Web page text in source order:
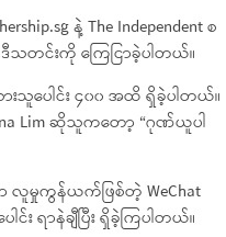
နဲ့ The Independent စ
တင်းကို ကြေငြာခဲ့ပါတယ်။
ားသူပေါင်း ၄၀၀ အထိ ရှိခဲ့ပါတယ်။
Lim ဆိုသူကတော့ “ဂုဏ်ယူပါ
လူမှုကွန်ယက်ဖြစ်တဲ့ WeChat
း ရာနဲချီပြီး ရှိခဲ့ကြပါတယ်။